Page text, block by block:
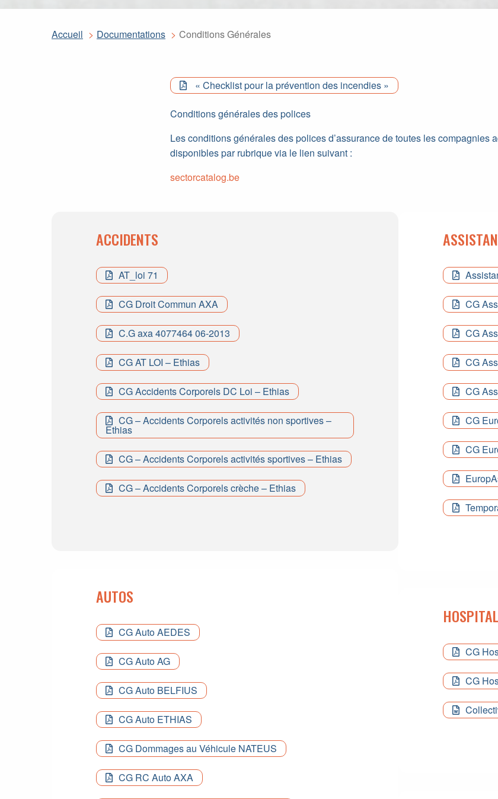
Accueil Documentations Conditions Générales
« Checklist pour la prévention des incendies »
Conditions générales des polices
Les conditions générales des polices d’assurance de toutes les compagnies
disponibles par rubrique via le lien suivant :
sectorcatalog.be
ACCIDENTS
AT_loi 71
CG Droit Commun AXA
C.G axa 4077464 06-2013
CG AT LOI – Ethias
CG Accidents Corporels DC Loi – Ethias
CG – Accidents Corporels activités non sportives –
Ethias
CG – Accidents Corporels activités sportives – Ethias
CG – Accidents Corporels crèche – Ethias
CG
CG
CG
CG
CG
CG
AUTOS
CG Auto AEDES
CG Auto AG
CG Auto BELFIUS
CG Auto ETHIAS
CG Dommages au Véhicule NATEUS
CG RC Auto AXA
CG
CG